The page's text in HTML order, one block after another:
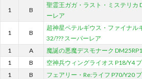
1 B
聖霊王ガガ・ラスト・ミステリカ
ーレア
1 B
超神星ペテルギウス・ファイナル
32/??? スーパーレア
1 A 魔誕の悪魔デスモナーク
1
B 空神兵ウィングライオス P18/Y4
1
B フェアリー・Re:ライフ P70/Y20